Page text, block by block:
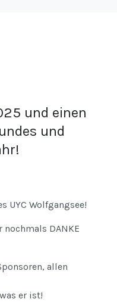
und einen
und
UYC Wolfgangsee!
nochmals DANKE
allen
er ist!